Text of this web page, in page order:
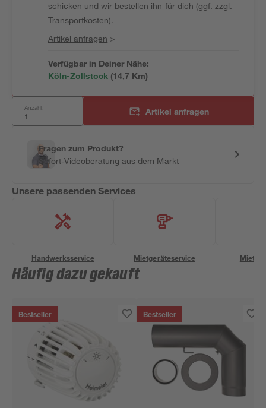
schicken und wir bestellen ihn für dich (ggf. zzgl.
Transportkosten).
Artikel anfragen >
Verfügbar in Deiner Nähe:
Köln-Zollstock (14,7 Km)
Anzahl: Artikel anfragen
Fragen zum Produkt?
Sofort-Videoberatung aus dem Markt
Unsere passenden Services
Handwerksservice Mietgeräteservice
Häufig dazu gekauft
Bestseller Bestseller